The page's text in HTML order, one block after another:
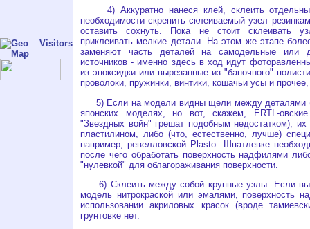
4) Аккуратно нанеся клей, склеить
необходимости скрепить склеиваемый узел
оставить сохнуть. Пока не стоит склеивать
приклеивать мелкие детали. На этом же этапе
заменяют часть деталей на самодельные или
источников - именно здесь в ход идут
из эпоксидки или вырезанные из "баночного"
проволоки, пружинки, винтики, кошачьи усы и
5) Если на модели видны щели между деталями
японских моделях, но вот, скажем, ERTL-
"Звездных войн" грешат подобным недостатком),
пластилином, либо (что, естественно, лучше)
например, ревелловской Plasto. Шпатлевке
после чего обработать поверхность надфилями
"нулевкой" для облагораживания поверхности.
6) Склеить между собой крупные узлы. Если вы
модель нитрокраской или эмалями, поверхность
использовании акриловых красок (вроде
грунтовке нет.